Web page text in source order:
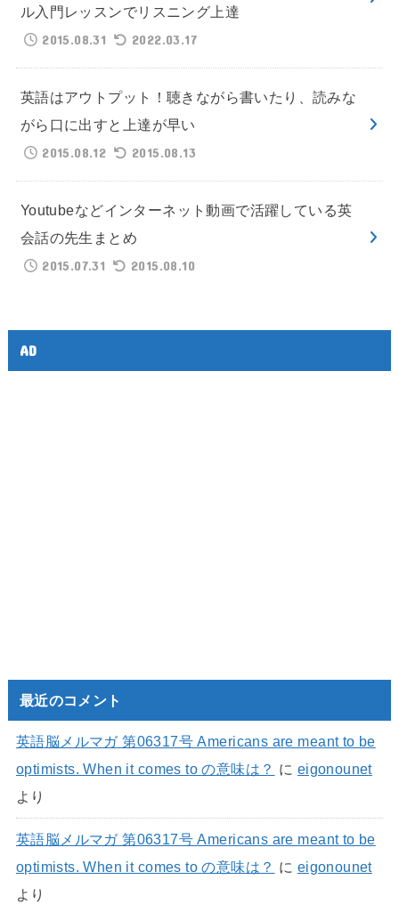
ル入門レッスンでリスニング上達
2015.08.31
2022.03.17
英語はアウトプット！聴きながら書いたり、読みな
がら口に出すと上達が早い
2015.08.12
2015.08.13
Youtubeなどインターネット動画で活躍している英
会話の先生まとめ
2015.07.31
2015.08.10
AD
最近のコメント
英語脳メルマガ 第06317号 Americans are meant to be
optimists. When it comes to の意味は？ に eigonounet
より
英語脳メルマガ 第06317号 Americans are meant to be
optimists. When it comes to の意味は？ に eigonounet
より